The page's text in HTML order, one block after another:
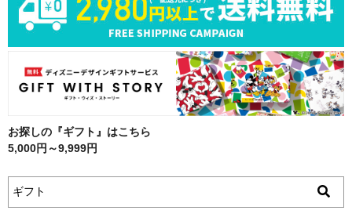
お探しの『ギフト』はこちら
5,000円～9,999円